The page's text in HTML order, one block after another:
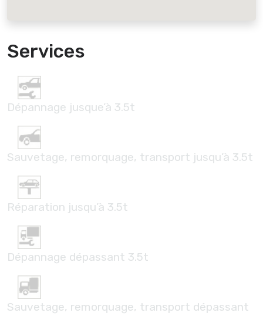
Services
Dépannage jusque’à 3.5t
Sauvetage, remorquage, transport jusqu’à 3.5t
Réparation jusqu’à 3.5t
Dépannage dépassant 3.5t
Sauvetage, remorquage, transport dépassant